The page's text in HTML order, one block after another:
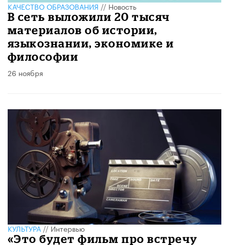
КАЧЕСТВО ОБРАЗОВАНИЯ//Новость
В сеть выложили 20 тысяч
материалов об истории,
языкознании, экономике и
философии
26 ноября
КУЛЬТУРА//Интервью
«Это будет фильм про встречу